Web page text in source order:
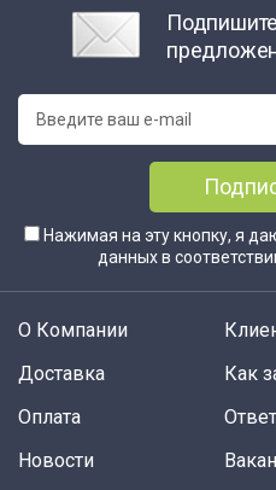
Нажимая на эту кнопку, я
данных в
О Компании
Доставка
Оплата
Новости
Как